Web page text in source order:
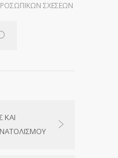
ΣΧΕΣΕΩΝ
ΚΑΙ